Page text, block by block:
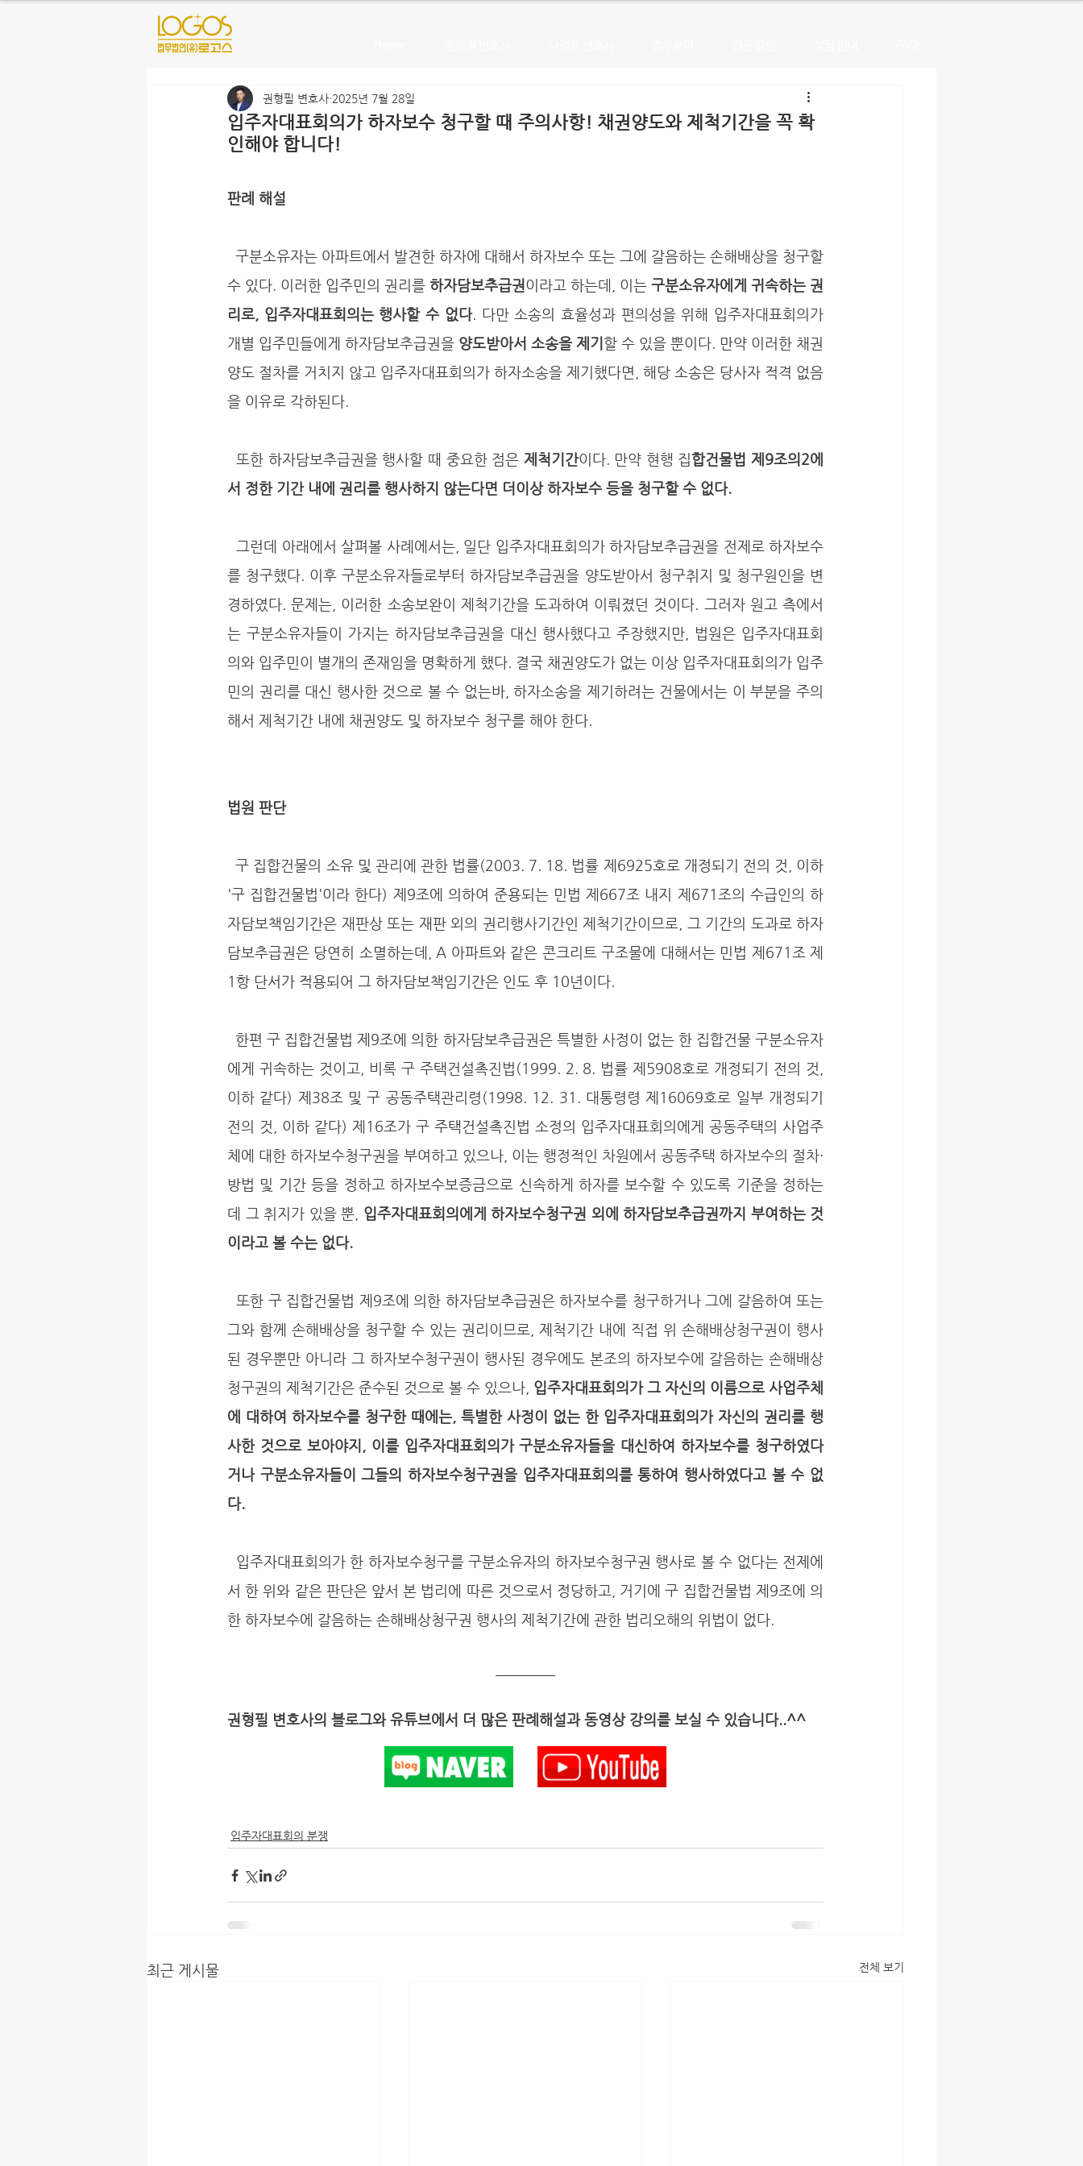
입주자대표회의가 하자보수 청구할 때 주의사항! 채권양도와 제척기간을 꼭 확
인해야 합니다!
권형필 변호사 2025년 7월 28일
판례 해설
수 있다. 이러한 입주민의 권리를 하자담보추급권이라고 하는데, 이는 구분소유자에게 귀속하는 권
리로, 입주자대표회의는 행사할 수 없다. 다만 소송의 효율성과 편의성을 위해 입주자대표회의가
개별 입주민들에게 하자담보추급권을 양도받아서 소송을 제기 할 수 있을 뿐이다. 만약 이러한 채권
양도 절차를 거치지 않고 입주자대표회의가 하자소송을 제기했다면, 해당 소송은 당사자 적격 없음
을 이유로 각하된다.
  또한 하자담보추급권을 행사할 때 중요한 점은
제척기간이다. 만약 현행 집합건물법 제9조의2에
서 정한 기간 내에 권리를 행사하지 않는다면 더이상 하자보수 등을 청구할 수 없다.
를 청구했다. 이후 구분소유자들로부터 하자담보추급권을 양도받아서 청구취지 및 청구원인을 변
경하였다. 문제는, 이러한 소송보완이 제척기간을 도과하여 이뤄졌던 것이다. 그러자 원고 측에서
는 구분소유자들이 가지는 하자담보추급권을 대신 행사했다고 주장했지만, 법원은 입주자대표회
의와 입주민이 별개의 존재임을 명확하게 했다. 결국 채권양도가 없는 이상 입주자대표회의가 입주
민의 권리를 대신 행사한 것으로 볼 수 없는바, 하자소송을 제기하려는 건물에서는 이 부분을 주의
해서 제척기간 내에 채권양도 및 하자보수 청구를 해야 한다.
법원 판단
  구 집합건물의 소유 및 관리에 관한 법률(2003. 7. 18. 법률 제6925호로 개정되기 전의 것, 이하
'구 집합건물법'이라 한다) 제9조에 의하여 준용되는 민법 제667조 내지 제671조의 수급인의 하
자담보책임기간은 재판상 또는 재판 외의 권리행사기간인 제척기간이므로, 그 기간의 도과로 하자
담보추급권은 당연히 소멸하는데, A 아파트와 같은 콘크리트 구조물에 대해서는 민법 제671조 제
1항 단서가 적용되어 그 하자담보책임기간은 인도 후 10년이다.
에게 귀속하는 것이고, 비록 구 주택건설촉진법(1999. 2. 8. 법률 제5908호로 개정되기 전의 것,
이하 같다) 제38조 및 구 공동주택관리령(1998. 12. 31. 대통령령 제16069호로 일부 개정되기
전의 것, 이하 같다) 제16조가 구 주택건설촉진법 소정의 입주자대표회의에게 공동주택의 사업주
체에 대한 하자보수청구권을 부여하고 있으나, 이는 행정적인 차원에서 공동주택 하자보수의 절차·
방법 및 기간 등을 정하고 하자보수보증금으로 신속하게 하자를 보수할 수 있도록 기준을 정하는
데 그 취지가 있을 뿐, 입주자대표회의에게 하자보수청구권 외에 하자담보추급권까지 부여하는 것
이라고 볼 수는 없다.
그와 함께 손해배상을 청구할 수 있는 권리이므로, 제척기간 내에 직접 위 손해배상청구권이 행사
된 경우뿐만 아니라 그 하자보수청구권이 행사된 경우에도 본조의 하자보수에 갈음하는 손해배상
청구권의 제척기간은 준수된 것으로 볼 수 있으나, 입주자대표회의가 그 자신의 이름으로 사업주체
에 대하여 하자보수를 청구한 때에는, 특별한 사정이 없는 한 입주자대표회의가 자신의 권리를 행
사한 것으로 보아야지, 이를 입주자대표회의가 구분소유자들을 대신하여 하자보수를 청구하였다
거나 구분소유자들이 그들의 하자보수청구권을 입주자대표회의를 통하여 행사하였다고 볼 수 없
다.
서 한 위와 같은 판단은 앞서 본 법리에 따른 것으로서 정당하고, 거기에 구 집합건물법 제9조에 의
한 하자보수에 갈음하는 손해배상청구권 행사의 제척기간에 관한 법리오해의 위법이 없다.
권형필 변호사의 블로그와 유튜브에서 더 많은 판례해설과 동영상 강의를 보실 수 있습니다..^^
입주자대표회의 분쟁
최근 게시물 전체 보기